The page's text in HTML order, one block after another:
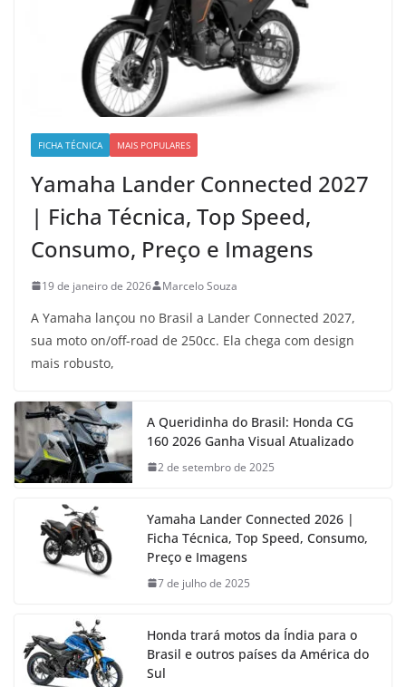
FICHA TÉCNICA MAIS POPULARES
Yamaha Lander Connected 2027
| Ficha Técnica, Top Speed,
Consumo, Preço e Imagens
19 de janeiro de 2026 Marcelo Souza
A Yamaha lançou no Brasil a Lander Connected 2027,
sua moto on/off-road de 250cc. Ela chega com design
mais robusto,
A Queridinha do Brasil: Honda CG
160 2026 Ganha Visual Atualizado
2 de setembro de 2025
Yamaha Lander Connected 2026 |
Ficha Técnica, Top Speed, Consumo,
Preço e Imagens
7 de julho de 2025
Honda trará motos da Índia para o
Brasil e outros países da América do
Sul